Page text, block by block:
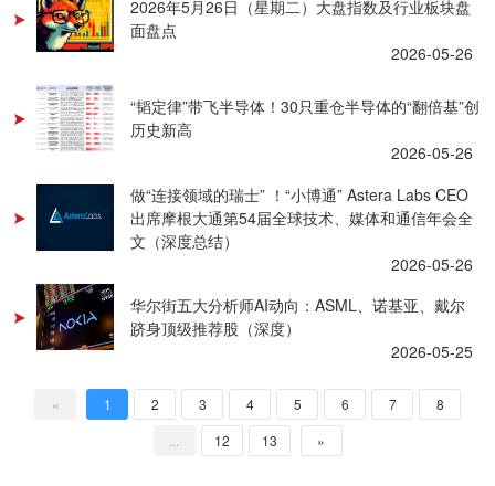
2026年5月26日（星期二）大盘指数及行业板块盘
面盘点
2026-05-26
“韬定律”带飞半导体！30只重仓半导体的“翻倍基”创
历史新高
2026-05-26
做“连接领域的瑞士” ！“小博通” Astera Labs CEO
出席摩根大通第54届全球技术、媒体和通信年会全
文（深度总结）
2026-05-26
华尔街五大分析师AI动向：ASML、诺基亚、戴尔
跻身顶级推荐股（深度）
2026-05-25
« 1 2 3 4 5 6 7
8
12 13 »